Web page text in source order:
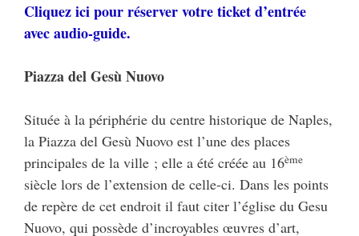
Cliquez ici pour réserver votre ticket d’entrée
avec audio-guide.
Piazza del Gesù Nuovo
Située à la périphérie du centre historique de Naples,
la Piazza del Gesù Nuovo est l’une des places
principales de la ville ; elle a été créée au 16ème
siècle lors de l’extension de celle-ci. Dans les points
de repère de cet endroit il faut citer l’église du Gesu
Nuovo, qui possède d’incroyables œuvres d’art,